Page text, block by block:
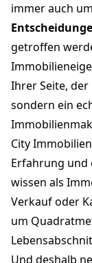
immer auch um
getroffen
Ihrer Seite,
sondern ein
City
Erfahrung und
wissen als
Verkauf oder
um
Und deshalb